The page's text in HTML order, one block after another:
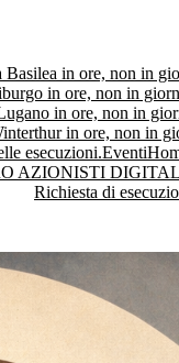
Basilea in ore, non in
in ore, non in
in ore, non in
in ore, non in
esecuzioni.Eventi
AZIONISTI
Richiesta di